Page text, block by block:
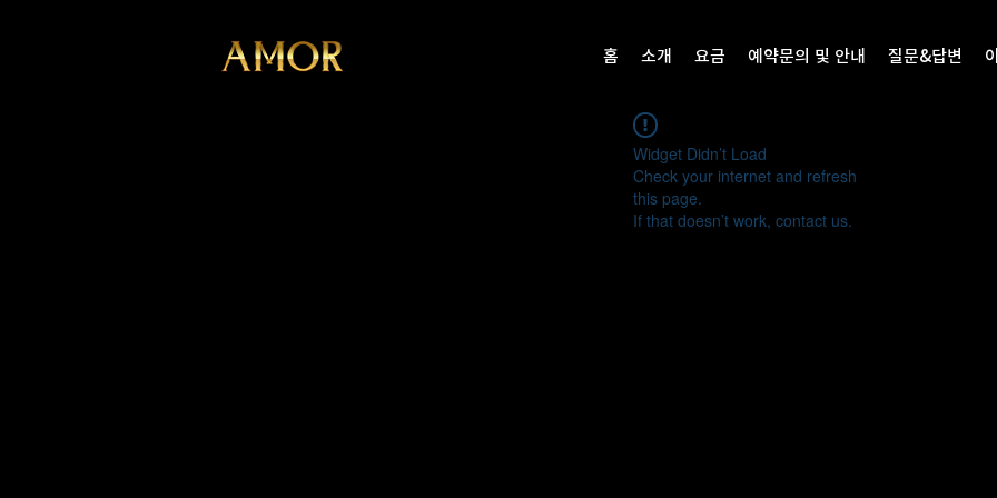
홈 소개 요금 예약문의 및 안내 질문&답변
Widget Didn’t Load
Check your internet and refresh
this page.
If that doesn’t work, contact us.